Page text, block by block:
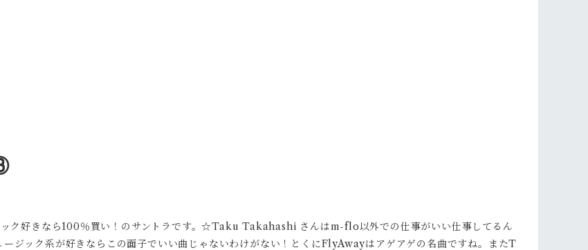
ック好きなら100％買い！のサントラです。☆Taku Takahashi さんはm-flo以外での仕事がいい仕事してるん
ジック系が好きならこの面子でいい曲じゃないわけがない！とくにFlyAwayはアゲアゲの名曲ですね。またT